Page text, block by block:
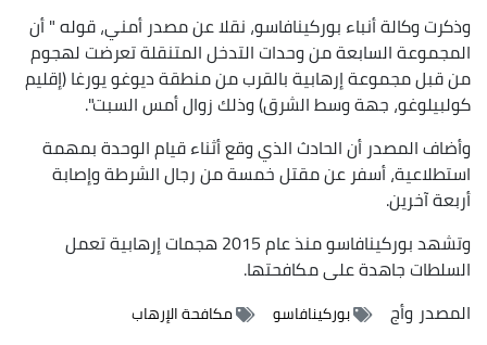
وذكرت وكالة أنباء بوركينافاسو، نقلا عن مصدر أمني، قوله " أن
المجموعة السابعة من وحدات التدخل المتنقلة تعرضت لهجوم
من قبل مجموعة إرهابية بالقرب من منطقة ديوغو يورغا (إقليم
كولبيلوغو، جهة وسط الشرق) وذلك زوال أمس السبت".
وأضاف المصدر أن الحادث الذي وقع أثناء قيام الوحدة بمهمة
استطلاعية، أسفر عن مقتل خمسة من رجال الشرطة وإصابة
أربعة آخرين.
وتشهد بوركينافاسو منذ عام 2015 هجمات إرهابية تعمل
السلطات جاهدة على مكافحتها.
المصدروأج بوركينافاسو مكافحة الإرهاب